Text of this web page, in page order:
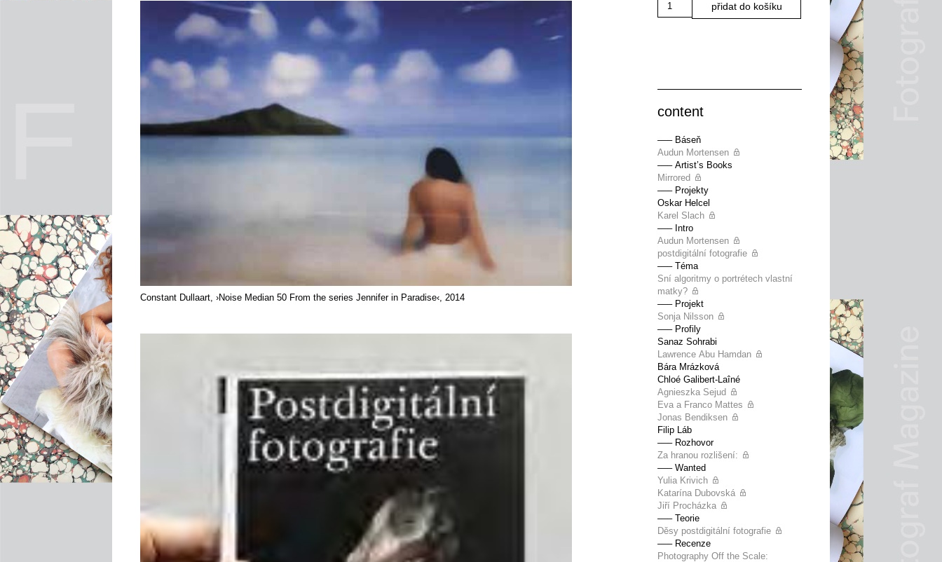
Constant Dullaart, ›Noise Median 50 From the series Jennifer in Paradise‹, 2014
přidat do košíku
content
––– Báseň
Audun Mortensen
––– Artist’s Books
Mirrored
––– Projekty
Oskar Helcel
Karel Slach
––– Intro
Audun Mortensen
postdigitální fotografie
––– Téma
Sní algoritmy o portrétech vlastní
matky?
––– Projekt
Sonja Nilsson
––– Profily
Sanaz Sohrabi
Lawrence Abu Hamdan
Bára Mrázková
Chloé Galibert-Laîné
Agnieszka Sejud
Eva a Franco Mattes
Jonas Bendiksen
Filip Láb
––– Rozhovor
Za hranou rozlišení:
––– Wanted
Yulia Krivich
Katarína Dubovská
Jiří Procházka
––– Teorie
Děsy postdigitální fotografie
––– Recenze
Photography Off the Scale: